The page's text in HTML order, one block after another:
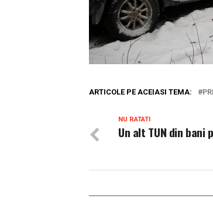
ARTICOLE PE ACEIASI TEMA:
NU RATATI
Un alt TUN din bani